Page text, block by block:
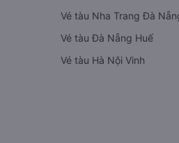
Vé tàu Nha Trang Đà
Vé tàu Đà Nẵng Huế
Vé tàu Hà Nội Vinh